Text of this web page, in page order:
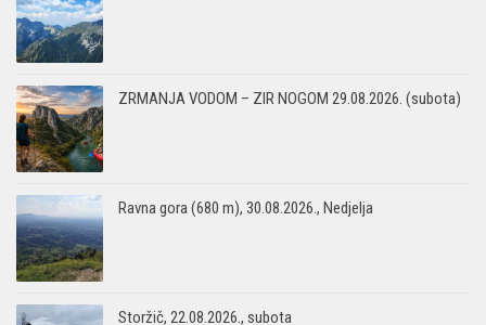
ZRMANJA VODOM – ZIR NOGOM 29.08.2026. (subota)
Ravna gora (680 m), 30.08.2026., Nedjelja
Storžič, 22.08.2026., subota